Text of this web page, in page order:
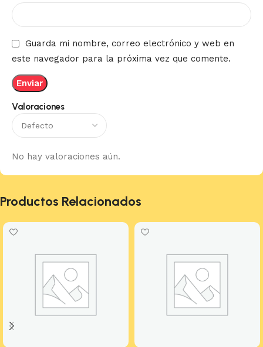
Valoraciones
No hay valoraciones aún.
Guarda mi nombre, correo electrónico y web en
este navegador para la próxima vez que comente.
Productos Relacionados